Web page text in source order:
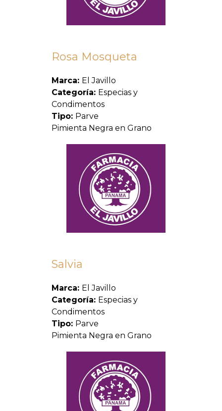
Rosa Mosqueta
Marca: El Javillo
Categoría: Especias y
Condimentos
Tipo: Parve
Pimienta Negra en Grano
Salvia
Marca: El Javillo
Categoría: Especias y
Condimentos
Tipo: Parve
Pimienta Negra en Grano